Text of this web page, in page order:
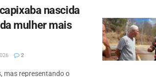
nascida
mulher mais
2
mas representando o